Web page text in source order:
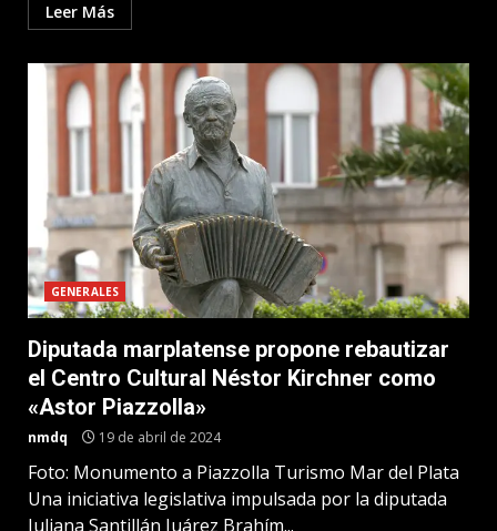
Leer Más
GENERALES
Diputada marplatense propone rebautizar
el Centro Cultural Néstor Kirchner como
«Astor Piazzolla»
nmdq 19 de abril de 2024
Foto: Monumento a Piazzolla Turismo Mar del Plata
Una iniciativa legislativa impulsada por la diputada
Juliana Santillán Juárez Brahím...